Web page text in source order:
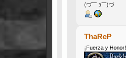
(づ￣ з￣)づ
ThaReP
¡Fuerza y Honor!